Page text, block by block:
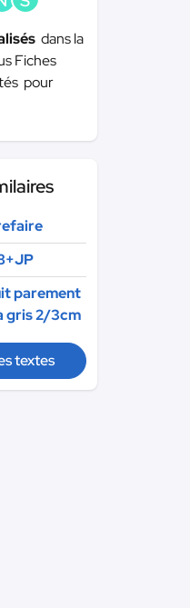
dans la
Fiches
pour
parement
gris 2/3cm
textes